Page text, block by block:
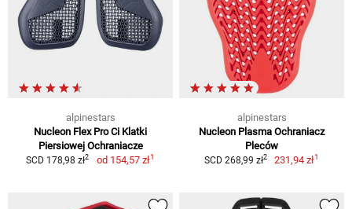
alpinestars
Nucleon Flex Pro Ci Klatki
Piersiowej Ochraniacze
SCD 178,98 zł2 od 154,57 zł1
alpinestars
Nucleon Plasma Ochraniacz
Pleców
SCD 268,99 zł2 231,94 zł1